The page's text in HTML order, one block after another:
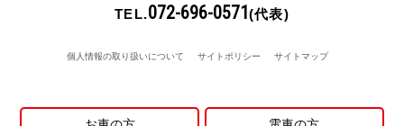
TEL.072-696-0571(代表)
個人情報の取り扱いについて サイトポリシー サイトマップ